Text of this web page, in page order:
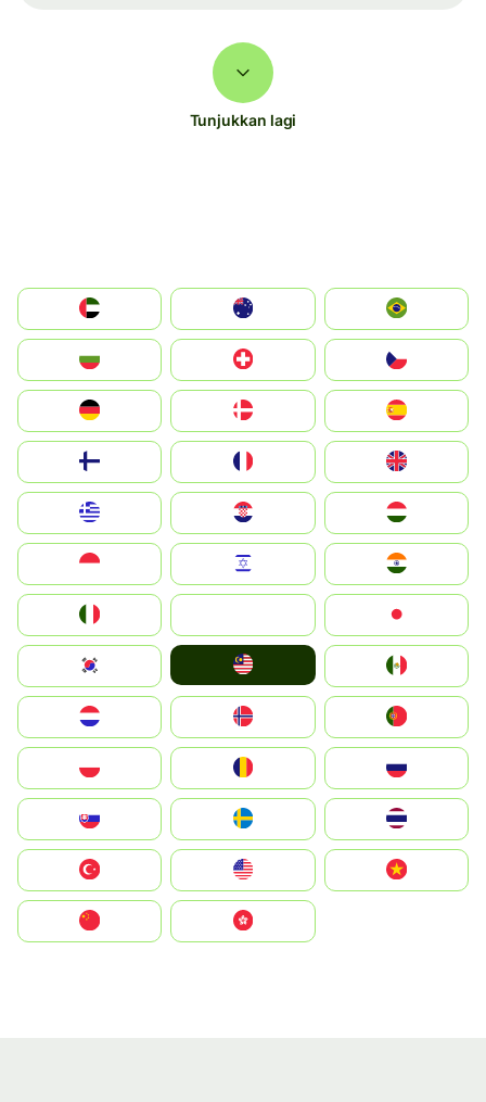
Tunjukkan lagi
الإمارات العربية المتحدة
Switzerland
Deutschland
United Kingdom
Magyarország
South Korea
United States
中國香港特別行政區